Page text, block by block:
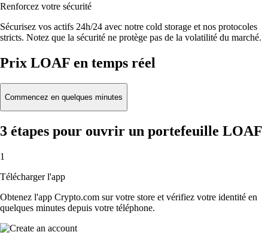
Renforcez votre sécurité
Sécurisez vos actifs 24h/24 avec notre cold storage et nos protocoles
stricts. Notez que la sécurité ne protège pas de la volatilité du marché.
Prix LOAF en temps réel
Commencez en quelques minutes
3 étapes pour ouvrir un portefeuille LOAF
1
Télécharger l'app
Obtenez l'app Crypto.com sur votre store et vérifiez votre identité en
quelques minutes depuis votre téléphone.